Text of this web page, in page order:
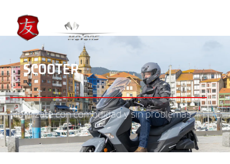
SCOOTER
Movilízate con comodidad y sin problemas